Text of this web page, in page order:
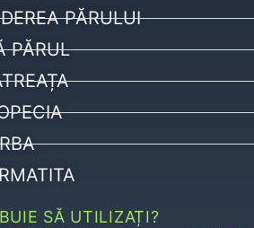
PĂRULUI
PĂRUL
SĂ UTILIZAȚI?